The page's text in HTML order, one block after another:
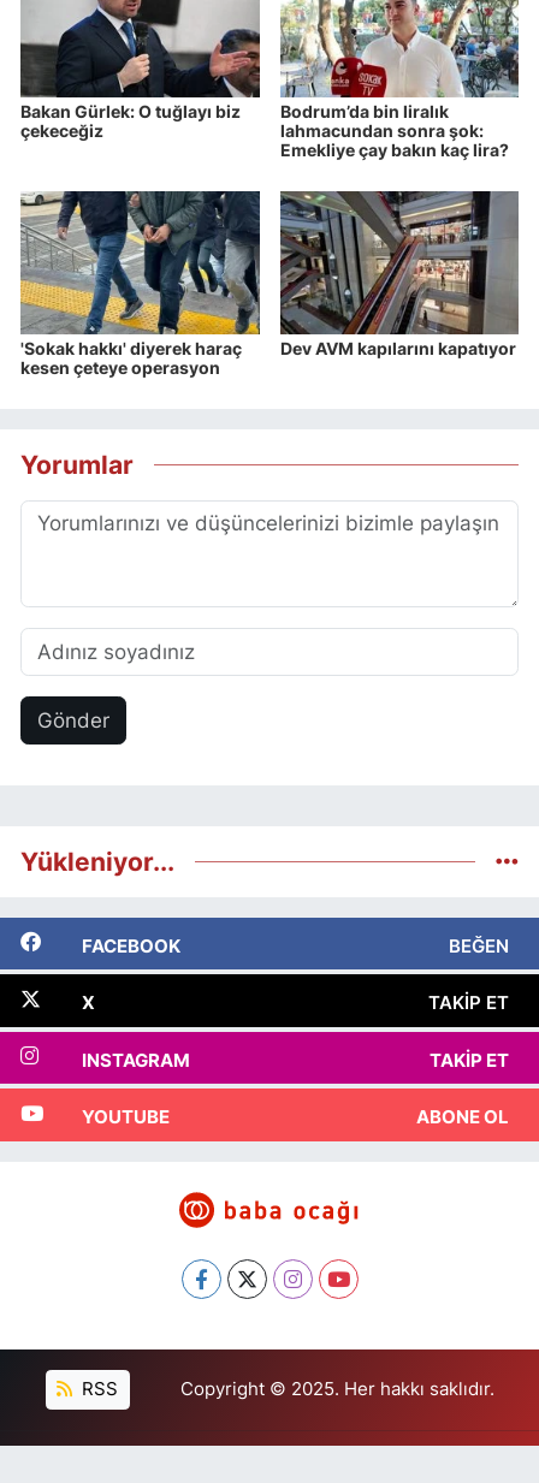
Bakan Gürlek: O tuğlayı biz
çekeceğiz
Bodrum’da bin liralık
lahmacundan sonra şok:
Emekliye çay bakın kaç lira?
'Sokak hakkı' diyerek haraç
kesen çeteye operasyon
Dev AVM kapılarını kapatıyor
Yorumlar
Gönder
Yükleniyor...
FACEBOOK BEĞEN
X TAKIP ET
INSTAGRAM TAKIP ET
YOUTUBE ABONE OL
RSS Copyright © 2025. Her hakkı saklıdır.